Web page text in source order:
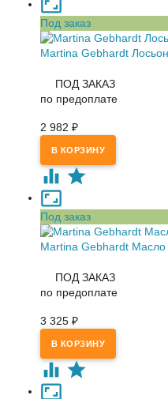
Под заказ
Martina Gebhardt
ПОД ЗАКАЗ
по предоплате
2 982 ₽
Под заказ
Martina Gebhardt Масло
ПОД ЗАКАЗ
по предоплате
3 325 ₽